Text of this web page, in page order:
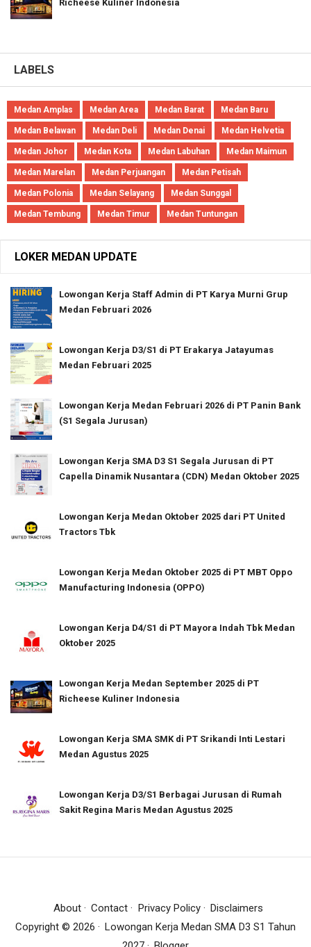
Richeese Kuliner Indonesia
LABELS
Medan Amplas Medan Area Medan Barat Medan Baru
Medan Belawan Medan Deli Medan Denai Medan Helvetia
Medan Johor Medan Kota Medan Labuhan Medan Maimun
Medan Marelan Medan Perjuangan Medan Petisah
Medan Polonia Medan Selayang Medan Sunggal
Medan Tembung Medan Timur Medan Tuntungan
LOKER MEDAN UPDATE
Lowongan Kerja Staff Admin di PT Karya Murni Grup
Medan Februari 2026
Lowongan Kerja D3/S1 di PT Erakarya Jatayumas
Medan Februari 2025
Lowongan Kerja Medan Februari 2026 di PT Panin Bank
(S1 Segala Jurusan)
Lowongan Kerja SMA D3 S1 Segala Jurusan di PT
Capella Dinamik Nusantara (CDN) Medan Oktober 2025
Lowongan Kerja Medan Oktober 2025 dari PT United
Tractors Tbk
Lowongan Kerja Medan Oktober 2025 di PT MBT Oppo
Manufacturing Indonesia (OPPO)
Lowongan Kerja D4/S1 di PT Mayora Indah Tbk Medan
Oktober 2025
Lowongan Kerja Medan September 2025 di PT
Richeese Kuliner Indonesia
Lowongan Kerja SMA SMK di PT Srikandi Inti Lestari
Medan Agustus 2025
Lowongan Kerja D3/S1 Berbagai Jurusan di Rumah
Sakit Regina Maris Medan Agustus 2025
About Contact Privacy Policy
Disclaimers
Copyright © 2026
Lowongan Kerja Medan SMA D3 S1 Tahun